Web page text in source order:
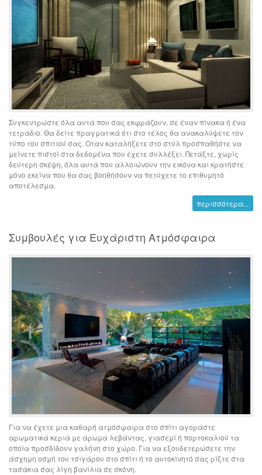
Συγκεντρώστε όλα αυτά που σας εκφράζουν, σε έναν πίνακα ή ένα
τετράδιο. Θα δείτε πραγματικά ότι στο τέλος θα ανακαλύψετε τον
τύπο του σπιτιού σας. Oταν καταλήξετε στο στύλ προσπαθήστε να
μείνετε πιστοί στα δεδομένα που έχετε συλλέξει. Πετάξτε, χωρίς
δεύτερη σκέψη, όλα αυτά που αλλοιώνουν την εικόνα και κρατήστε
μόνο εκείνα που θα σας βοηθήσουν να πετύχετε το επιθυμητό
αποτέλεσμα.
περισσότερα...
Συμβουλές για Ευχάριστη Ατμόσφαιρα
Για να έχετε μια καθαρή ατμόσφαιρα στο σπίτι αγοράστε
αρωματικά κεριά με άρωμα λεβάντας, γιασεμί ή πορτοκαλιού τα
οποία προσδίδουν γαλήνη στο χώρο. Για να εξουδετερώσετε την
άσχημη οσμή του τσιγάρου στο σπίτι ή το αυτοκίνητό σας ρίξτε στα
τασάκια σας λίγη βανίλια σε σκόνη.